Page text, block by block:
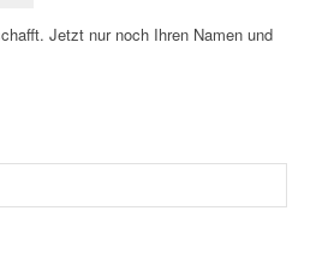
Jetzt nur noch Ihren Namen und